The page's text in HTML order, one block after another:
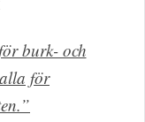
burk- och
för